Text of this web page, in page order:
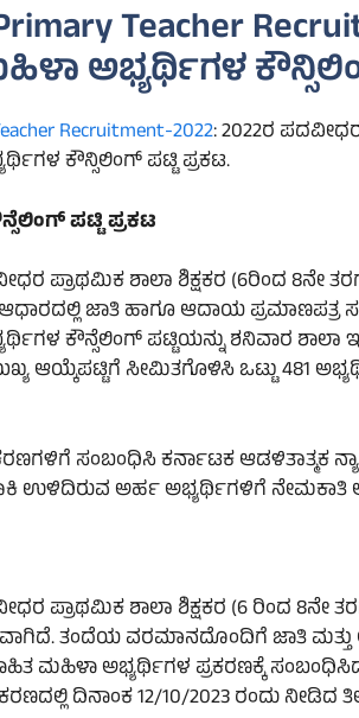
Teacher
ಅಭ್ಯರ್ಥಿಗಳ
Recruitment-2022: 2022ರ
ಕೌನ್ಸಿಲಿಂಗ್ ಪಟ್ಟಿ ಪ್ರಕಟ.
ಪಟ್ಟಿ ಪ್ರಕಟ
ಪ್ರಾಥಮಿಕ ಶಾಲಾ ಶಿಕ್ಷಕರ (6ರಿಂದ8ನೇ
ಜಾತಿ ಹಾಗೂ ಆದಾಯ ಪ್ರಮಾಣಪತ್ರ
ಕೌನ್ಸೆಲಿಂಗ್‌ ಪಟ್ಟಿಯನ್ನು ಶನಿವಾರ
ಆಯ್ಕೆಪಟ್ಟಿಗೆ ಸೀಮಿತಗೊಳಿಸಿ ಒಟ್ಟು 481
ಸಂಬಂಧಿಸಿ ಕರ್ನಾಟಕ ಆಡಳಿತಾತ್ಮಕ
ಉಳಿದಿರುವ ಅರ್ಹ ಅಭ್ಯರ್ಥಿಗಳಿಗೆ ನೇಮಕಾತಿ
ಪ್ರಾಥಮಿಕ ಶಾಲಾ ಶಿಕ್ಷಕರ (6 ರಿಂದ 8ನೇ
ತಂದೆಯ ವರಮಾನದೊಂದಿಗೆ ಜಾತಿ ಮತ್ತು
ಮಹಿಳಾ ಅಭ್ಯರ್ಥಿಗಳ ಪ್ರಕರಣಕ್ಕೆ
ದಿನಾಂಕ 12/10/2023 ರಂದು